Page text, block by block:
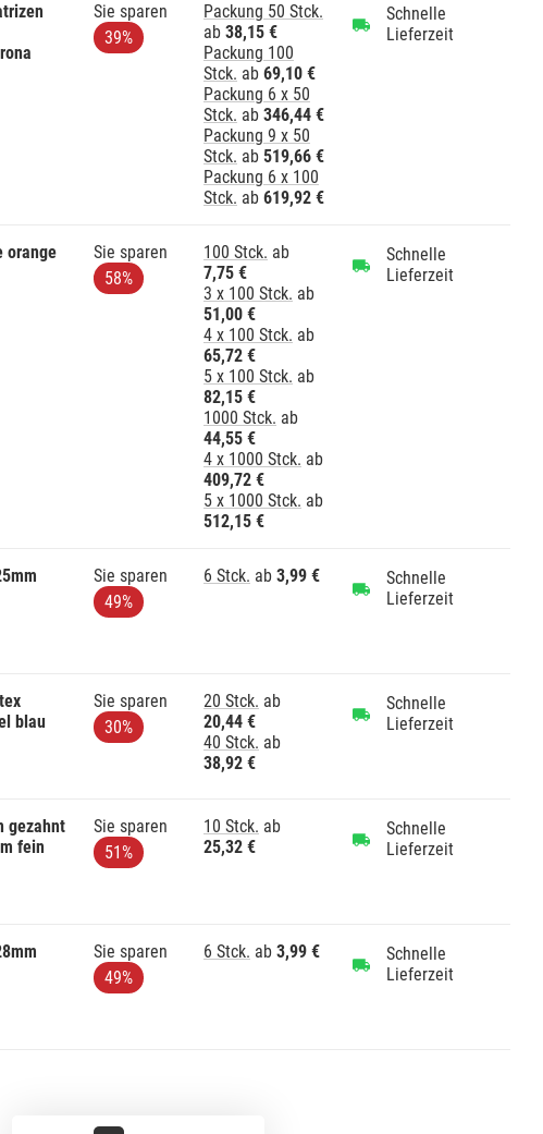
Sie sparen
39%
Packung 50 Stck.
ab 38,15 €
Packung 100
Stck. ab 69,10 €
Packung 6 x 50
Stck. ab 346,44 €
Packung 9 x 50
Stck. ab 519,66 €
Packung 6 x 100
Stck. ab 619,92 €
Schnelle
Lieferzeit
orange
Sie sparen
58%
100 Stck. ab
7,75 €
3 x 100 Stck. ab
51,00 €
4 x 100 Stck. ab
65,72 €
5 x 100 Stck. ab
82,15 €
1000 Stck. ab
44,55 €
4 x 1000 Stck. ab
409,72 €
5 x 1000 Stck. ab
512,15 €
Schnelle
Lieferzeit
Sie sparen
49%
6 Stck. ab 3,99 €
Schnelle
Lieferzeit
blau
Sie sparen
30%
20 Stck. ab
20,44 €
40 Stck. ab
38,92 €
Schnelle
Lieferzeit
gezahnt
fein
Sie sparen
51%
10 Stck. ab
25,32 €
Schnelle
Lieferzeit
Sie sparen
49%
6 Stck. ab 3,99 €
Schnelle
Lieferzeit